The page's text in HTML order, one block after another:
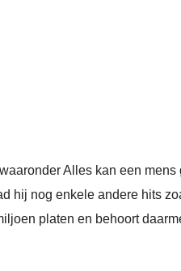
Alles kan een
hij nog enkele andere hits
platen en behoort